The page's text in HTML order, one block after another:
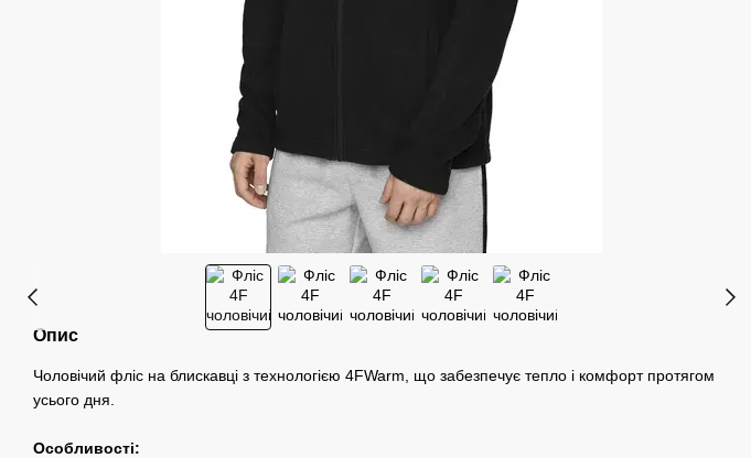
Опис
Чоловічий фліс на блискавці з технологією 4FWarm, що забезпечує тепло і комфорт протягом
усього дня.
Особливості: